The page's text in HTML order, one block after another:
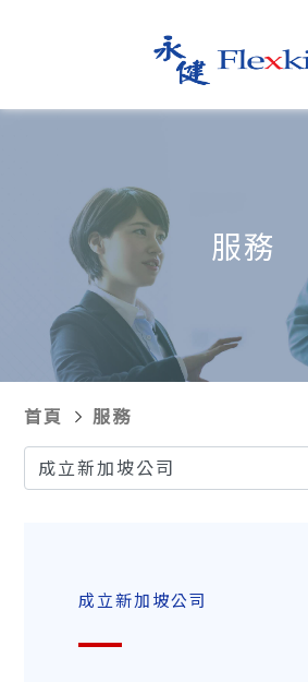
新聞發報
招聘
網站地圖
服務
首頁
服務
成立新加坡公司
成立新加坡公司